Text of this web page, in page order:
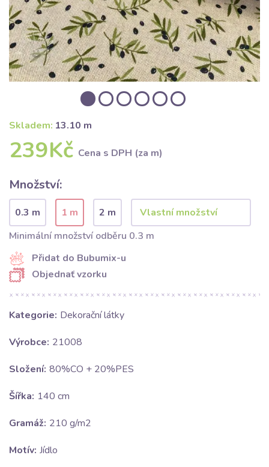
Skladem: 13.10 m
239Kč Cena s DPH (za m)
Množství:
0.3 m 1 m
2 m
Minimální množství odběru 0.3 m
Přidat do Bubumix-u
Objednať vzorku
Kategorie: Dekorační látky
Výrobce: 21008
Složení: 80%CO + 20%PES
Šířka: 140 cm
Gramáž: 210 g/m2
Motív: Jídlo